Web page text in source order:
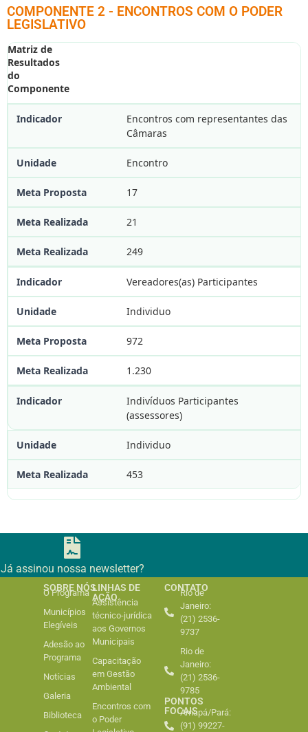
COMPONENTE 2 - ENCONTROS COM O PODER
LEGISLATIVO
Matriz de
Resultados
do
Componente
Encontros com representantes das
Câmaras
Encontro
17
21
249
Vereadores(as) Participantes
Individuo
972
1.230
Indivíduos Participantes
(assessores)
Individuo
453
Já assinou nossa newsletter?
SOBRE NÓS
O Programa
Municípios
Elegíveis
Adesão ao
Programa
Notícias
Galeria
Biblioteca
LINHAS DE
AÇÃO
Assistência
técnico-jurídica
aos Governos
Municipais
Capacitação
em Gestão
Ambiental
Encontros com
o Poder
CONTATO
Rio de
Janeiro:
(21) 2536-
9737
Rio de
Janeiro:
(21) 2536-
9785
PONTOS
FOCAISAmapá/Pará:
(91) 99227-